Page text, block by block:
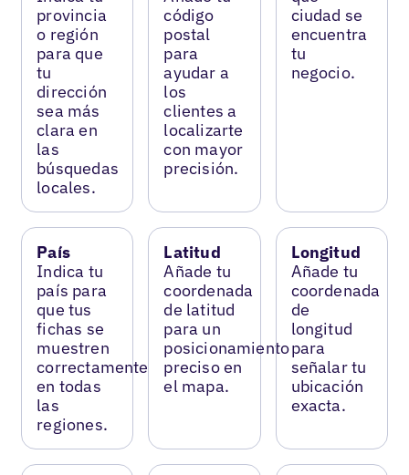
provincia
o región
para que
tu
dirección
sea más
clara en
las
búsquedas
locales.
código
postal
para
ayudar a
los
clientes a
localizarte
con mayor
precisión.
ciudad se
encuentra
tu
negocio.
País
Indica tu
país para
que tus
fichas se
muestren
correctamente
en todas
las
regiones.
Latitud
Añade tu
coordenada
de latitud
para un
posicionamiento
preciso en
el mapa.
Longitud
Añade tu
coordenada
de
longitud
para
señalar tu
ubicación
exacta.